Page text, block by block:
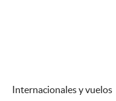
Internacionales y vuelos